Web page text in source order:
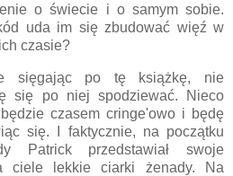
o świecie i o samym sobie.
uda im się zbudować więź w
czasie?
sięgając po tę książkę, nie
się po niej spodziewać. Nieco
czasem cringe'owo i będę
się. I faktycznie, na początku
Patrick przedstawiał swoje
ciele lekkie ciarki żenady. Na